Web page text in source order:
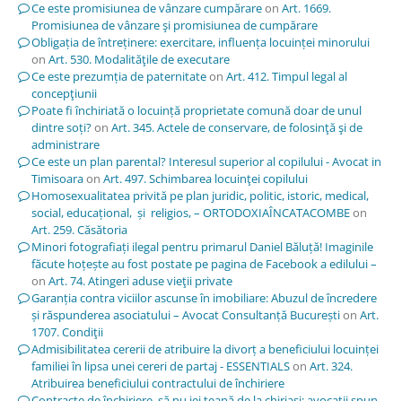
Ce este promisiunea de vânzare cumpărareon Art. 1669.
Promisiunea de vânzare şi promisiunea de cumpărare
Obligația de întreținere: exercitare, influența locuinței minorului
on Art. 530. Modalităţile de executare
Ce este prezumția de paternitateon Art. 412. Timpul legal al
concepţiunii
Poate fi închiriată o locuință proprietate comună doar de unul
dintre soți?on Art. 345. Actele de conservare, de folosinţă şi de
administrare
Ce este un plan parental? Interesul superior al copilului - Avocat in
Timisoaraon Art. 497. Schimbarea locuinţei copilului
Homosexualitatea privită pe plan juridic, politic, istoric, medical,
social, educațional, și religios, – ORTODOXIAÎNCATACOMBEon
Art. 259. Căsătoria
Minori fotografiați ilegal pentru primarul Daniel Băluță! Imaginile
făcute hoțește au fost postate pe pagina de Facebook a edilului –
on Art. 74. Atingeri aduse vieţii private
Garanția contra viciilor ascunse în imobiliare: Abuzul de încredere
și răspunderea asociatului – Avocat Consultanță Bucureștion Art.
1707. Condiţii
Admisibilitatea cererii de atribuire la divorț a beneficiului locuinței
familiei în lipsa unei cereri de partaj - ESSENTIALSon Art. 324.
Atribuirea beneficiului contractului de închiriere